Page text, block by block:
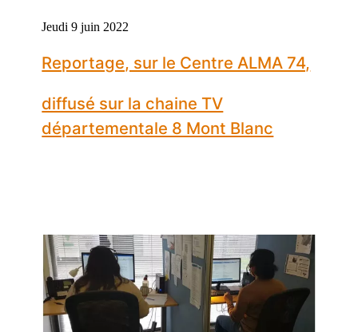
Jeudi 9 juin 2022
Reportage, sur le Centre ALMA 74,
diffusé sur la chaine TV
départementale 8 Mont Blanc